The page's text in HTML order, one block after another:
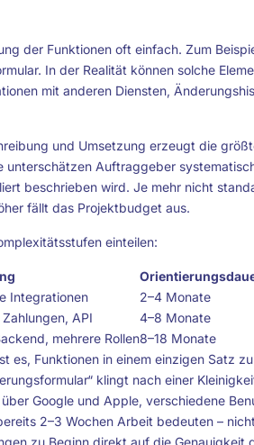
der Funktionen oft einfach. Zum
In der Realität können solche
mit anderen Diensten,
und Umsetzung erzeugt die
Auftraggeber
beschrieben wird. Je mehr nicht
fällt das Projektbudget aus.
einteilen:
Integrationen
2–4 Monate
API
4–8 Monate
mehrere Rollen8–18 Monate
es, Funktionen in einem einzigen Satz
klingt nach einer
Google und Apple, verschiedene
2–3 Wochen Arbeit bedeuten –
zu Beginn direkt auf die Genauigkeit